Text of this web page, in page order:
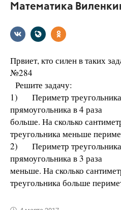
Математика
Првиет, кто силен в таких
№284
Решите задачу:
1) Периметр треугольника
прямоугольника в 4 раза
больше. На сколько
треугольника меньше
2) Периметр треугольника
прямоугольника в 3 раза
меньше. На сколько
треугольника больше